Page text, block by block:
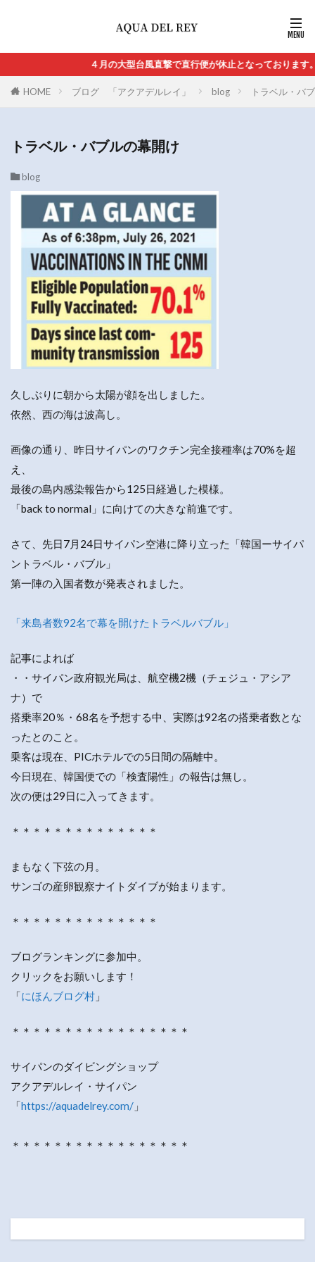
４月の大型台風直撃で直行便が休止となっております
HOME ブログ 「アクアデルレイ」 blog トラベル・バ
トラベル・バブルの幕開け
blog
久しぶりに朝から太陽が顔を出しました。
依然、西の海は波高し。
画像の通り、昨日サイパンのワクチン完全接種率は70%を超
え、
最後の島内感染報告から125日経過した模様。
「back to normal」に向けての大きな前進です。
さて、先日7月24日サイパン空港に降り立った「韓国ーサイパ
ントラベル・バブル」
第一陣の入国者数が発表されました。
「来島者数92名で幕を開けたトラベルバブル」
記事によれば
・・サイパン政府観光局は、航空機2機（チェジュ・アシア
ナ）で
搭乗率20％・68名を予想する中、実際は92名の搭乗者数とな
ったとのこと。
乗客は現在、PICホテルでの5日間の隔離中。
今日現在、韓国便での「検査陽性」の報告は無し。
次の便は29日に入ってきます。
＊＊＊＊＊＊＊＊＊＊＊＊＊＊
まもなく下弦の月。
サンゴの産卵観察ナイトダイブが始まります。
＊＊＊＊＊＊＊＊＊＊＊＊＊＊
ブログランキングに参加中。
クリックをお願いします！
「にほんブログ村 」
＊＊＊＊＊＊＊＊＊＊＊＊＊＊＊＊＊
サイパンのダイビングショップ
アクアデルレイ・サイパン
「https://aquadelrey.com/ 」
＊＊＊＊＊＊＊＊＊＊＊＊＊＊＊＊＊